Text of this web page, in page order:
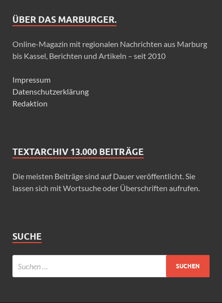
ÜBER DAS MARBURGER.
Online-Magazin mit regionalen Nachrichten aus Marburg
bis Kassel, Berichten und Artikeln – seit 2010
Impressum
Datenschutzerklärung
Redaktion
TEXTARCHIV 13.000 BEITRÄGE
Die meisten Beiträge sind auf Dauer veröffentlicht. Sie
lassen sich mit Wortsuche oder Überschriften aufrufen.
SUCHE